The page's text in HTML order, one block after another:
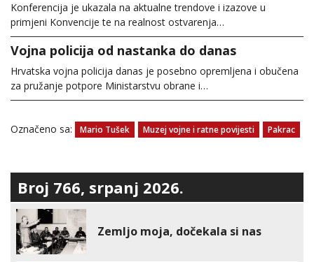
Konferencija je ukazala na aktualne trendove i izazove u
primjeni Konvencije te na realnost ostvarenja…
Vojna policija od nastanka do danas
Hrvatska vojna policija danas je posebno opremljena i obučena
za pružanje potpore Ministarstvu obrane i…
Označeno sa: Mario Tušek Muzej vojne i ratne povijesti Pakrac
Broj 766, srpanj 2026.
Zemljo moja, dočekala si nas